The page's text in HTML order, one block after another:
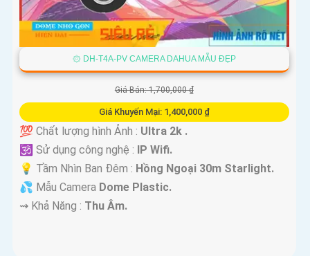
۞ DH-T4A-PV CAMERA DAHUA MẪU ĐẸP
Giá Bán: 1,700,000 ₫
Giá Khuyến Mại: 1,400,000 ₫
💯 Chất lượng hình Ảnh : Ultra 2k .
🕉️ Sử dụng công nghệ :
IP Wifi.
💡 Tầm Nhìn Ban Đêm : Hồng Ngoại 30m Starlight.
💦 Mẫu Camera Dome Plastic.
️⇝ Khả Năng : Thu Âm.